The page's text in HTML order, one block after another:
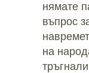
нямате
въпрос
на